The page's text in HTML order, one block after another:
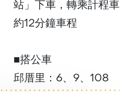
站」下車，轉乘計程車
約12分鐘車程
■搭公車
邱厝里：6、9、108